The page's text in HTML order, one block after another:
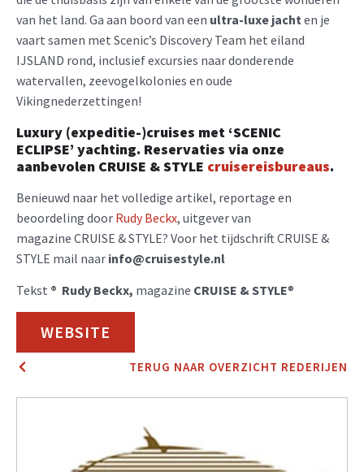
van het land. Ga aan boord van een ultra-luxe jachten je
vaart samen met Scenic’s Discovery Team het eiland
IJSLAND rond, inclusief excursies naar donderende
watervallen, zeevogelkolonies en oude
Vikingnederzettingen!
Luxury (expeditie-)cruises met ‘SCENIC
ECLIPSE’yachting. Reservaties via onze
aanbevolen CRUISE & STYLE cruisereisbureaus.
Benieuwd naar het volledige artikel, reportage en
beoordeling door Rudy Beckx, uitgever van
magazine CRUISE & STYLE? Voor het tijdschrift CRUISE &
STYLE mail naar info@cruisestyle.nl
Tekst ® Rudy Beckx, magazine CRUISE & STYLE®
WEBSITE
TERUG NAAR OVERZICHT REDERIJEN